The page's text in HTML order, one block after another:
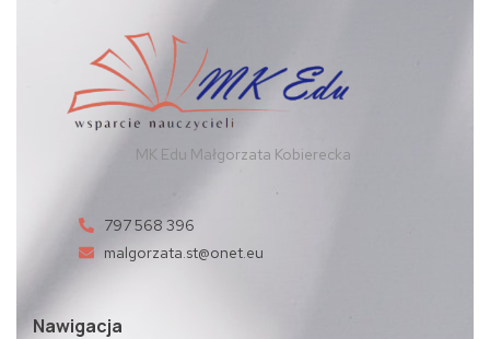
MK Edu Małgorzata Kobierecka
797 568 396
malgorzata.st@onet.eu
Nawigacja